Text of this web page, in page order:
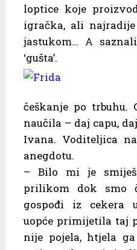
loptice koje
igračka, ali
jastukom… A
‘gušta’.
češkanje po trbuhu.
naučila – daj capu,
Ivana. Voditeljica
anegdotu.
– Bilo mi je
prilikom dok smo
gospođi iz cekera
uopće primijetila taj
nije pojela, htjela